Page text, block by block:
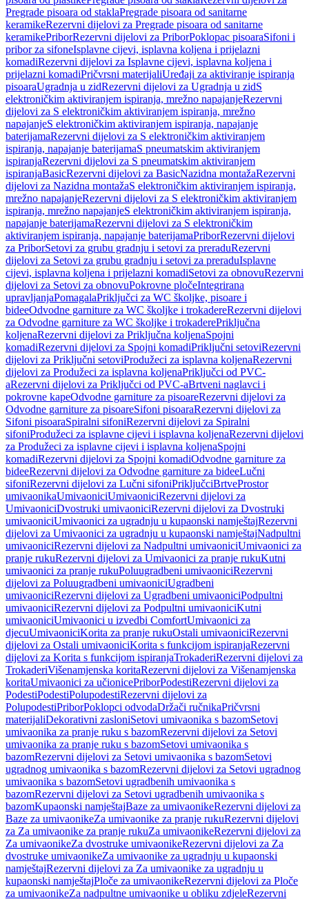
Pregrade pisoara od staklaPregrade pisoara od sanitarne
keramikeRezervni dijelovi za Pregrade pisoara od sanitarne
keramikePriborRezervni dijelovi za PriborPoklopac pisoaraSifoni i
pribor za sifoneIsplavne cijevi, isplavna koljena i prijelazni
komadiRezervni dijelovi za Isplavne cijevi, isplavna koljena i
prijelazni komadiPričvrsni materijaliUređaji za aktiviranje ispiranja
pisoaraUgradnja u zidRezervni dijelovi za Ugradnja u zidS
elektroničkim aktiviranjem ispiranja, mrežno napajanjeRezervni
dijelovi za S elektroničkim aktiviranjem ispiranja, mrežno
napajanjeS elektroničkim aktiviranjem ispiranja, napajanje
baterijamaRezervni dijelovi za S elektroničkim aktiviranjem
ispiranja, napajanje baterijamaS pneumatskim aktiviranjem
ispiranjaRezervni dijelovi za S pneumatskim aktiviranjem
ispiranjaBasicRezervni dijelovi za BasicNazidna montažaRezervni
dijelovi za Nazidna montažaS elektroničkim aktiviranjem ispiranja,
mrežno napajanjeRezervni dijelovi za S elektroničkim aktiviranjem
ispiranja, mrežno napajanjeS elektroničkim aktiviranjem ispiranja,
napajanje baterijamaRezervni dijelovi za S elektroničkim
aktiviranjem ispiranja, napajanje baterijamaPriborRezervni dijelovi
za PriborSetovi za grubu gradnju i setovi za preraduRezervni
dijelovi za Setovi za grubu gradnju i setovi za preraduIsplavne
cijevi, isplavna koljena i prijelazni komadiSetovi za obnovuRezervni
dijelovi za Setovi za obnovuPokrovne pločeIntegrirana
upravljanjaPomagalaPriključci za WC školjke, pisoare i
bideeOdvodne garniture za WC školjke i trokadereRezervni dijelovi
za Odvodne garniture za WC školjke i trokaderePriključna
koljenaRezervni dijelovi za Priključna koljenaSpojni
komadiRezervni dijelovi za Spojni komadiPriključni setoviRezervni
dijelovi za Priključni setoviProdužeci za isplavna koljenaRezervni
dijelovi za Produžeci za isplavna koljenaPriključci od PVC-
aRezervni dijelovi za Priključci od PVC-aBrtveni naglavci i
pokrovne kapeOdvodne garniture za pisoareRezervni dijelovi za
Odvodne garniture za pisoareSifoni pisoaraRezervni dijelovi za
Sifoni pisoaraSpiralni sifoniRezervni dijelovi za Spiralni
sifoniProdužeci za isplavne cijevi i isplavna koljenaRezervni dijelovi
za Produžeci za isplavne cijevi i isplavna koljenaSpojni
komadiRezervni dijelovi za Spojni komadiOdvodne garniture za
bideeRezervni dijelovi za Odvodne garniture za bideeLučni
sifoniRezervni dijelovi za Lučni sifoniPriključciBrtveProstor
umivaonikaUmivaoniciUmivaoniciRezervni dijelovi za
UmivaoniciDvostruki umivaoniciRezervni dijelovi za Dvostruki
umivaoniciUmivaonici za ugradnju u kupaonski namještajRezervni
dijelovi za Umivaonici za ugradnju u kupaonski namještajNadpultni
umivaoniciRezervni dijelovi za Nadpultni umivaoniciUmivaonici za
pranje rukuRezervni dijelovi za Umivaonici za pranje rukuKutni
umivaonici za pranje rukuPoluugradbeni umivaoniciRezervni
dijelovi za Poluugradbeni umivaoniciUgradbeni
umivaoniciRezervni dijelovi za Ugradbeni umivaoniciPodpultni
umivaoniciRezervni dijelovi za Podpultni umivaoniciKutni
umivaoniciUmivaonici u izvedbi ComfortUmivaonici za
djecuUmivaoniciKorita za pranje rukuOstali umivaoniciRezervni
dijelovi za Ostali umivaoniciKorita s funkcijom ispiranjaRezervni
dijelovi za Korita s funkcijom ispiranjaTrokaderiRezervni dijelovi za
TrokaderiVišenamjenska koritaRezervni dijelovi za Višenamjenska
koritaUmivaonici za učionicePriborPodestiRezervni dijelovi za
PodestiPodestiPolupodestiRezervni dijelovi za
PolupodestiPriborPoklopci odvodaDržači ručnikaPričvrsni
materijaliDekorativni zasloniSetovi umivaonika s bazomSetovi
umivaonika za pranje ruku s bazomRezervni dijelovi za Setovi
umivaonika za pranje ruku s bazomSetovi umivaonika s
bazomRezervni dijelovi za Setovi umivaonika s bazomSetovi
ugradnog umivaonika s bazomRezervni dijelovi za Setovi ugradnog
umivaonika s bazomSetovi ugradbenih umivaonika s
bazomRezervni dijelovi za Setovi ugradbenih umivaonika s
bazomKupaonski namještajBaze za umivaonikeRezervni dijelovi za
Baze za umivaonikeZa umivaonike za pranje rukuRezervni dijelovi
za Za umivaonike za pranje rukuZa umivaonikeRezervni dijelovi za
Za umivaonikeZa dvostruke umivaonikeRezervni dijelovi za Za
dvostruke umivaonikeZa umivaonike za ugradnju u kupaonski
namještajRezervni dijelovi za Za umivaonike za ugradnju u
kupaonski namještajPloče za umivaonikeRezervni dijelovi za Ploče
za umivaonikeZa nadpultne umivaonike u obliku zdjeleRezervni